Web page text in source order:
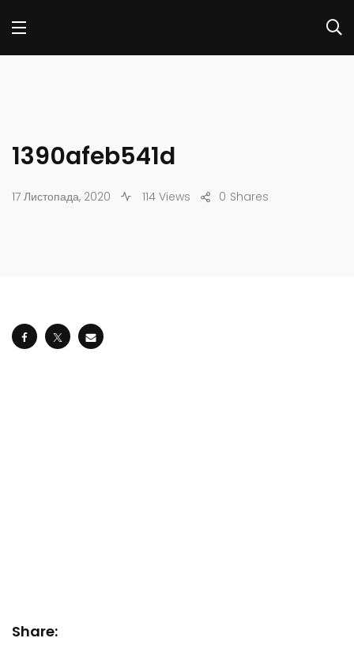
1390afeb541d
17 Листопада, 2020 114 Views Shares
0
Share: